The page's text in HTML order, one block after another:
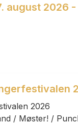
august 2026
2026
/ Møster! /